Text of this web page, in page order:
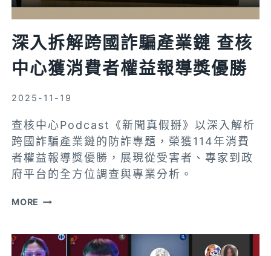
交
流
深入拆解跨國詐騙產業鏈 查核
中心獲消費者權益報導獎優勝
2025-11-19
查核中心Podcast《新聞真假掰》以深入解析
跨國詐騙產業鏈的防詐專題，榮獲114年消費
者權益報導獎優勝，展現從受害者、專家到政
府平台的全方位調查與專業分析。
MORE 深
拆
解